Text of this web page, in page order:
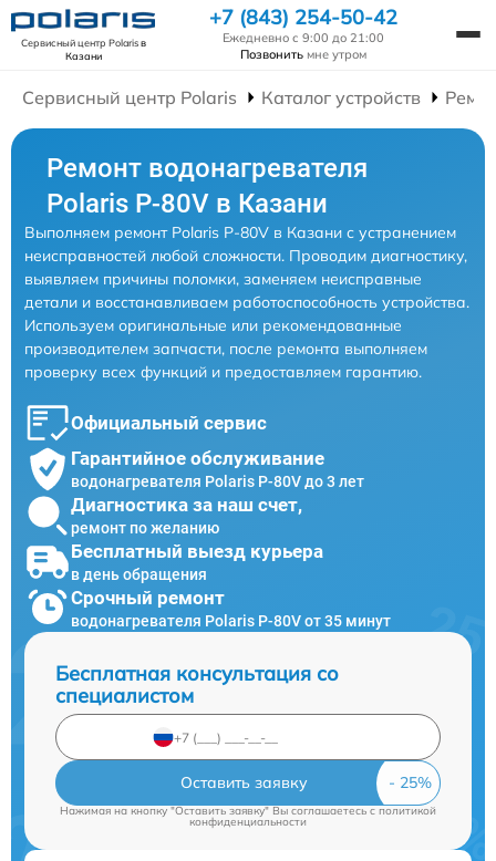
Сервисный центр Polarisв
Казани
+7 (843) 254-50-42
Ежедневно с 9:00 до 21:00
Позвонить мне утром
Сервисный центр Polaris Каталог устройств
Ремонт водонагревателя
Polaris P-80V в Казани
Выполняем ремонт Polaris P-80V в Казани с устранением
неисправностей любой сложности. Проводим диагностику,
выявляем причины поломки, заменяем неисправные
детали и восстанавливаем работоспособность устройства.
Используем оригинальные или рекомендованные
производителем запчасти, после ремонта выполняем
проверку всех функций и предоставляем гарантию.
Официальный сервис
Гарантийное обслуживание
водонагревателя Polaris P-80V до 3 лет
Диагностика за наш счет,
ремонт по желанию
Бесплатный выезд курьера
в день обращения
Срочный ремонт
водонагревателя Polaris P-80V от 35 минут
Бесплатная консультация со
специалистом
Оставить заявку
Нажимая на кнопку "Оставить заявку" Вы соглашаетесь cполитикой
конфиденциальности